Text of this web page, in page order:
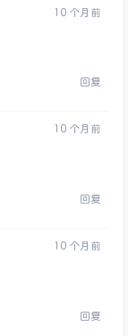
10 个月前
回复
10 个月前
回复
10 个月前
回复